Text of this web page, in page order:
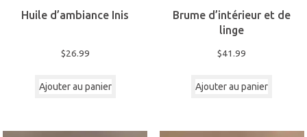
Huile d’ambiance Inis
$26.99
Ajouter au panier
Brume d’intérieur et de
linge
$41.99
Ajouter au panier